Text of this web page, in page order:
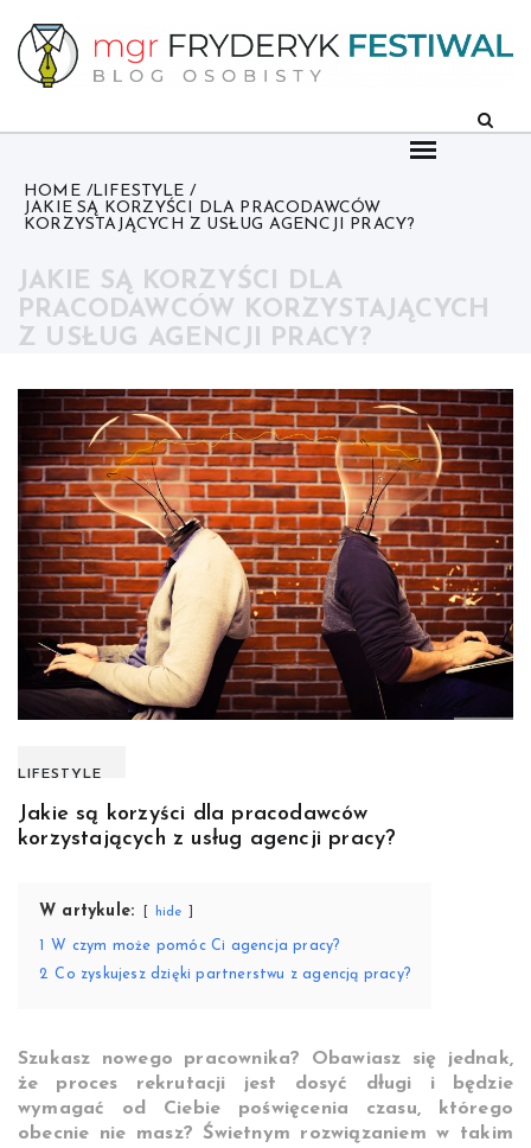
content
HOME
LIFESTYLE
JAKIE SĄ KORZYŚCI DLA PRACODAWCÓW
KORZYSTAJĄCYCH Z USŁUG AGENCJI PRACY?
JAKIE SĄ KORZYŚCI DLA
PRACODAWCÓW KORZYSTAJĄCYCH
Z USŁUG AGENCJI PRACY?
LIFESTYLE
Jakie są korzyści dla pracodawców
korzystających z usług agencji pracy?
W artykule: hide
W czym może pomóc Ci agencja pracy?
2 Co zyskujesz dzięki partnerstwu z agencją pracy?
Szukasz nowego pracownika? Obawiasz się jednak,
że proces rekrutacji jest dosyć długi i będzie
wymagać od Ciebie poświęcenia czasu, którego
obecnie nie masz? Świetnym rozwiązaniem w takim